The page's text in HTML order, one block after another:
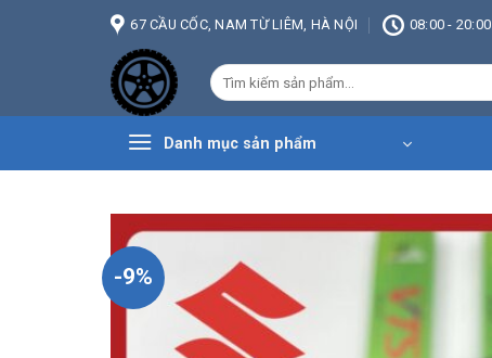
67 CẦU CỐC, NAM TỪ LIÊM, HÀ NỘI 08:00 - 20:00
Tìm
kiếm:
Danh mục sản phẩm
-9%